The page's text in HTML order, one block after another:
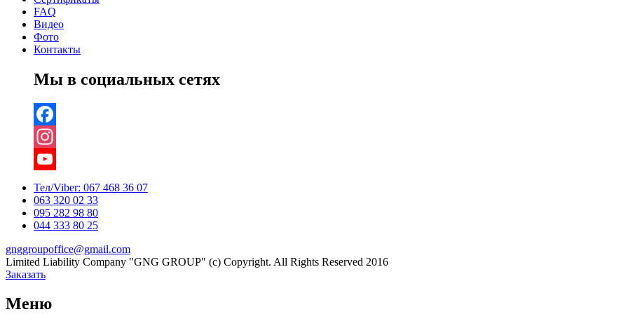
FAQ
Видео
Фото
Контакты
Мы в социальных сетях
Facebook
Instagram
YouTube
Channel
Тел/Viber: 067 468 36 07
063 320 02 33
095 282 98 80
044 333 80 25
gnggroupoffice@gmail.com
Limited Liability Company "GNG GROUP" (c) Copyright. All Rights Reserved 2016
Заказать
Меню